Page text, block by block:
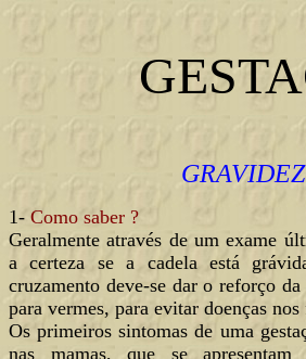
GRAVIDEZ
1- Como saber ?
Geralmente através de um exame
a certeza se a cadela está
cruzamento deve-se dar o reforço
para vermes, para evitar doenças
Os primeiros sintomas de uma
nas mamas, que se